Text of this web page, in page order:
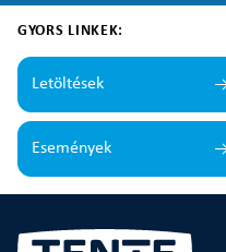
GYORS LINKEK:
Letöltések
Események